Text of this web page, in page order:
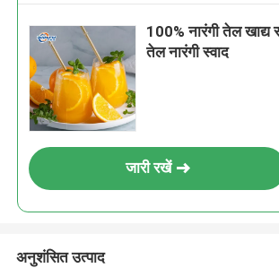
100% नारंगी तेल खाद्य
तेल नारंगी स्वाद
जारी रखें
अनुशंसित उत्पाद